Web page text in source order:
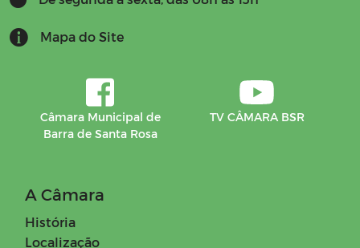
Manuais
Concurso Público
Campanhas
Mapa do Site
Câmara Municipal de
Barra de Santa Rosa
TV CÂMARA BSR
A Câmara
História
Localização